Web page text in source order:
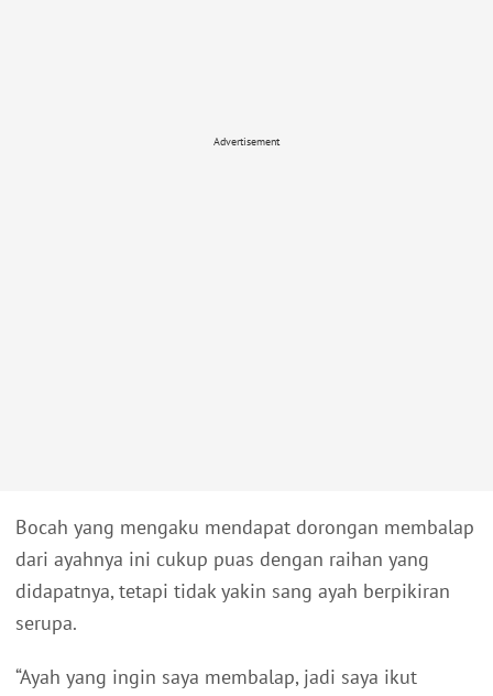
Advertisement
Bocah yang mengaku mendapat dorongan membalap
dari ayahnya ini cukup puas dengan raihan yang
didapatnya, tetapi tidak yakin sang ayah berpikiran
serupa.
“Ayah yang ingin saya membalap, jadi saya ikut